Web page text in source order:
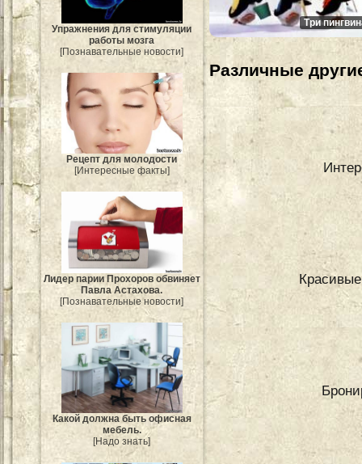
Упражнения для стимуляции
работы мозга
[Познавательные новости]
Рецепт для молодости
[Интересные факты]
Лидер парии Прохоров обвиняет
Павла Астахова.
[Познавательные новости]
Какой должна быть офисная
мебель.
[Надо знать]
Три
Различные